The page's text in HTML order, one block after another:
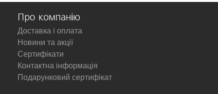
Про компанію
Доставка і оплата
Новини та акції
Сертифікати
Контактна інформація
Подарунковий сертифікат